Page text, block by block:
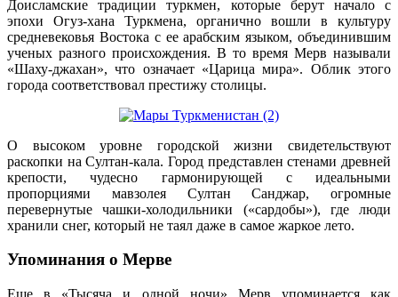
Доисламские традиции туркмен, которые берут начало с
эпохи Огуз-хана Туркмена, органично вошли в культуру
средневековья Востока с ее арабским языком, объединившим
ученых разного происхождения. В то время Мерв называли
«Шаху-джахан», что означает «Царица мира». Облик этого
города соответствовал престижу столицы.
О высоком уровне городской жизни свидетельствуют
раскопки на Султан-кала. Город представлен стенами древней
крепости, чудесно гармонирующей с идеальными
пропорциями мавзолея Султан Санджар, огромные
перевернутые чашки-холодильники («сардобы»), где люди
хранили снег, который не таял даже в самое жаркое лето.
Упоминания о Мерве
Еще в «Тысяча и одной ночи» Мерв упоминается как